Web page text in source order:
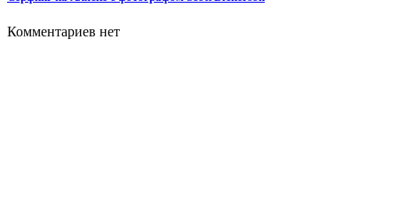
Комментариев нет